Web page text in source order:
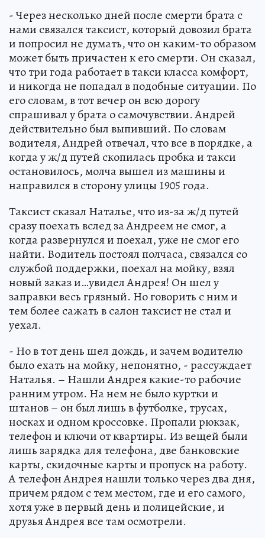
- Через несколько дней после смерти брата с
нами связался таксист, который довозил брата
и попросил не думать, что он каким-то образом
может быть причастен к его смерти. Он сказал,
что три года работает в такси класса комфорт,
и никогда не попадал в подобные ситуации. По
его словам, в тот вечер он всю дорогу
спрашивал у брата о самочувствии. Андрей
действительно был выпивший. По словам
водителя, Андрей отвечал, что все в порядке, а
когда у ж/д путей скопилась пробка и такси
остановилось, молча вышел из машины и
направился в сторону улицы 1905 года.
Таксист сказал Наталье, что из-за ж/д путей
сразу поехать вслед за Андреем не смог, а
когда развернулся и поехал, уже не смог его
найти. Водитель постоял полчаса, связался со
службой поддержки, поехал на мойку, взял
новый заказ и…увидел Андрея! Он шел у
заправки весь грязный. Но говорить с ним и
тем более сажать в салон таксист не стал и
уехал.
- Но в тот день шел дождь, и зачем водителю
было ехать на мойку, непонятно, - рассуждает
Наталья. – Нашли Андрея какие-то рабочие
ранним утром. На нем не было куртки и
штанов – он был лишь в футболке, трусах,
носках и одном кроссовке. Пропали рюкзак,
телефон и ключи от квартиры. Из вещей были
лишь зарядка для телефона, две банковские
карты, скидочные карты и пропуск на работу.
А телефон Андрея нашли только через два дня,
причем рядом с тем местом, где и его самого,
хотя уже в первый день и полицейские, и
друзья Андрея все там осмотрели.